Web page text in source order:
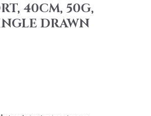
40CM, 50G,
DRAWN